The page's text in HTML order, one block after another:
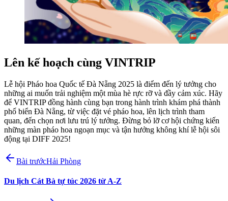
Lên kế hoạch cùng VINTRIP
Lễ hội Pháo hoa Quốc tế Đà Nẵng 2025 là điểm đến lý tưởng cho
những ai muốn trải nghiệm một mùa hè rực rỡ và đầy cảm xúc. Hãy
để VINTRIP đồng hành cùng bạn trong hành trình khám phá thành
phố biển Đà Nẵng, từ việc đặt vé pháo hoa, lên lịch trình tham
quan, đến chọn nơi lưu trú lý tưởng. Đừng bỏ lỡ cơ hội chứng kiến
những màn pháo hoa ngoạn mục và tận hưởng không khí lễ hội sôi
động tại DIFF 2025!
Bài trướcHải Phòng
Du lịch Cát Bà tự túc 2026 từ A-Z